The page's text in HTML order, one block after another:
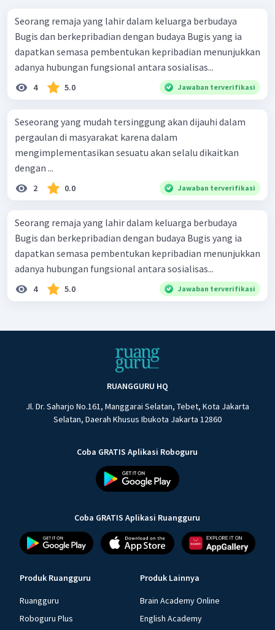
Seorang remaja yang lahir dalam keluarga berbudaya
Bugis dan berkepribadian dengan budaya Bugis yang ia
dapatkan semasa pembentukan kepribadian menunjukkan
adanya hubungan fungsional antara sosialisas...
4 5.0 Jawaban terverifikasi
Seseorang yang mudah tersinggung akan dijauhi dalam
pergaulan di masyarakat karena dalam
mengimplementasikan sesuatu akan selalu dikaitkan
dengan ...
2 0.0 Jawaban terverifikasi
Seorang remaja yang lahir dalam keluarga berbudaya
Bugis dan berkepribadian dengan budaya Bugis yang ia
dapatkan semasa pembentukan kepribadian menunjukkan
adanya hubungan fungsional antara sosialisas...
4 5.0 Jawaban terverifikasi
RUANGGURU HQ
Jl. Dr. Saharjo No.161, Manggarai Selatan, Tebet, Kota Jakarta
Selatan, Daerah Khusus Ibukota Jakarta 12860
Coba GRATIS Aplikasi Roboguru
Coba GRATIS Aplikasi Ruangguru
Produk Ruangguru
Ruangguru
Roboguru Plus
Produk Lainnya
Brain Academy Online
English Academy